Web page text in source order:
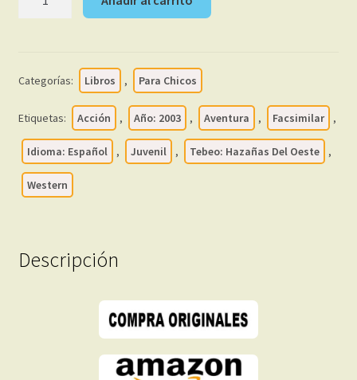
COLECCIONISTAS
-
Completa
–
7
Formato
PDF
Categorías: Libros , Para Chicos
Etiquetas: Acción , Año: 2003 , Aventura , Facsimilar ,
Idioma: Español , Juvenil , Tebeo: Hazañas Del Oeste ,
Western
Descripción